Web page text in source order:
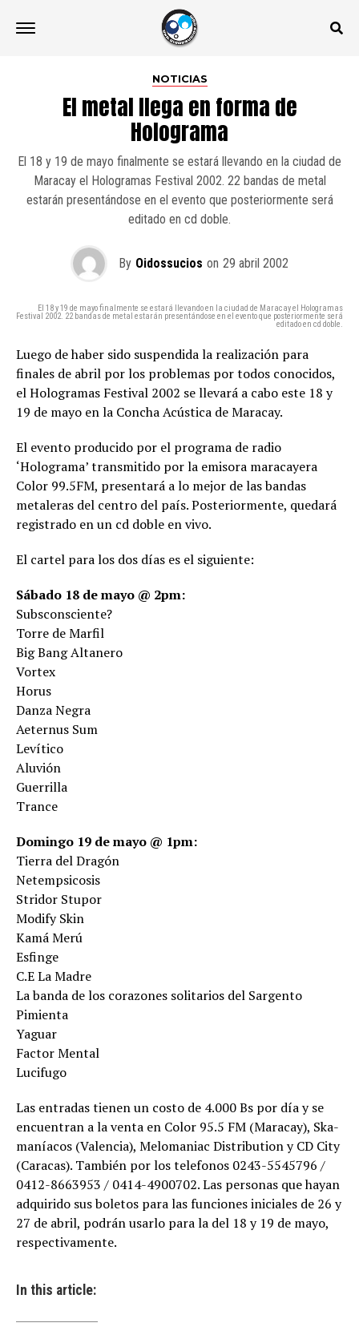
NOTICIAS
El metal llega en forma de
Holograma
El 18 y 19 de mayo finalmente se estará llevando en la ciudad de
Maracay el Hologramas Festival 2002. 22 bandas de metal
estarán presentándose en el evento que posteriormente será
editado en cd doble.
By Oidossucios on 29 abril 2002
El 18 y 19 de mayo finalmente se estará llevando en la ciudad de Maracay el Hologramas
Festival 2002. 22 bandas de metal estarán presentándose en el evento que posteriormente será
editado en cd doble.
Luego de haber sido suspendida la realización para
finales de abril por los problemas por todos conocidos,
el Hologramas Festival 2002 se llevará a cabo este 18 y
19 de mayo en la Concha Acústica de Maracay.
El evento producido por el programa de radio
‘Holograma’ transmitido por la emisora maracayera
Color 99.5FM, presentará a lo mejor de las bandas
metaleras del centro del país. Posteriormente, quedará
registrado en un cd doble en vivo.
El cartel para los dos días es el siguiente:
Sábado 18 de mayo @ 2pm:
Subsconsciente?
Torre de Marfil
Big Bang Altanero
Vortex
Horus
Danza Negra
Aeternus Sum
Levítico
Aluvión
Guerrilla
Trance
Domingo 19 de mayo @ 1pm:
Tierra del Dragón
Netempsicosis
Stridor Stupor
Modify Skin
Kamá Merú
Esfinge
C.E La Madre
La banda de los corazones solitarios del Sargento
Pimienta
Yaguar
Factor Mental
Lucifugo
Las entradas tienen un costo de 4.000 Bs por día y se
encuentran a la venta en Color 95.5 FM (Maracay), Ska-
maníacos (Valencia), Melomaniac Distribution y CD City
(Caracas). También por los telefonos 0243-5545796 /
0412-8663953 / 0414-4900702. Las personas que hayan
adquirido sus boletos para las funciones iniciales de 26 y
27 de abril, podrán usarlo para la del 18 y 19 de mayo,
respectivamente.
In this article: